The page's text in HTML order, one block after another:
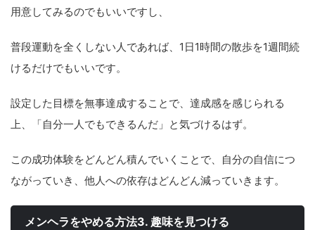
用意してみるのでもいいですし、
普段運動を全くしない人であれば、1日1時間の散歩を1週間続
けるだけでもいいです。
設定した目標を無事達成することで、達成感を感じられる
上、「自分一人でもできるんだ」と気づけるはず。
この成功体験をどんどん積んでいくことで、自分の自信につ
ながっていき、他人への依存はどんどん減っていきます。
メンヘラをやめる方法3. 趣味を見つける